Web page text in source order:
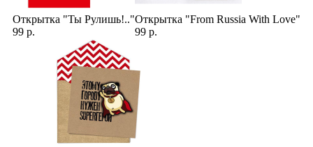
Открытка "Ты Рулишь!.."
99 р.
Открытка "From Russia With Love"
99 р.